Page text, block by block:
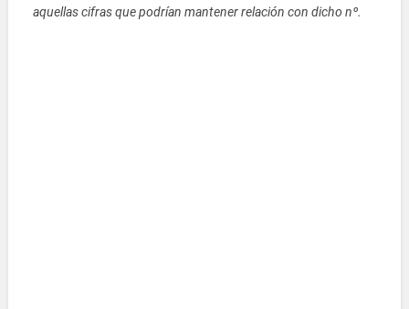
aquellas cifras que podrían mantener relación con dicho nº.